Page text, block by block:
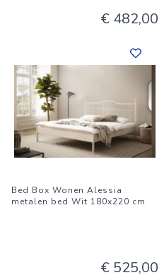
€ 482,00
Bed Box Wonen Alessia
metalen bed Wit 180x220 cm
€ 525,00